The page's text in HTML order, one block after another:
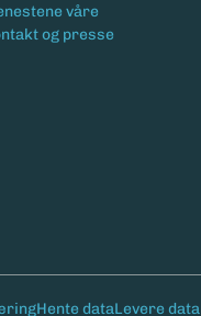
våre
og presse
Hente dataLevere data